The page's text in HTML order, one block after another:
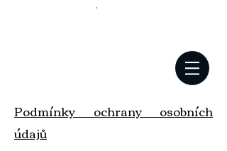
Podmínky ochrany osobních
údajů